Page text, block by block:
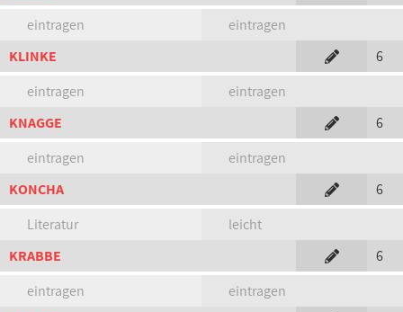
eintragen
eintragen
KLINKE
6
eintragen
eintragen
KNAGGE
6
eintragen
eintragen
KONCHA
6
Literatur
leicht
KRABBE
6
eintragen
eintragen